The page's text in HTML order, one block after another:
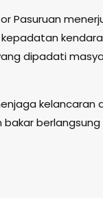
Pasuruan
dipadati
kelancaran